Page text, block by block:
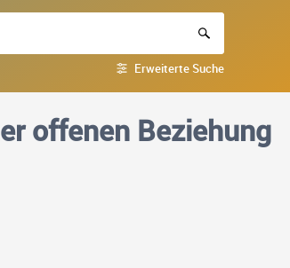
Erweiterte Suche
offenen Beziehung